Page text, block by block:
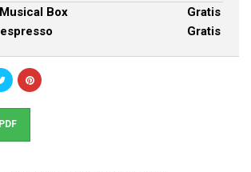
Box
Gratis
Gratis